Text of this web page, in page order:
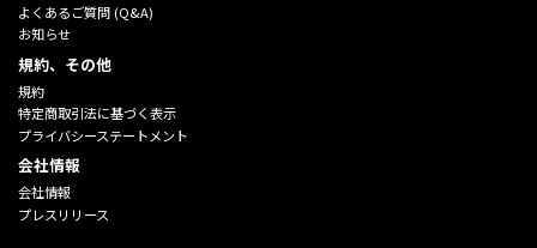
よくあるご質問 (Q&A)
お知らせ
規約、その他
規約
特定商取引法に基づく表示
プライバシーステートメント
会社情報
会社情報
プレスリリース